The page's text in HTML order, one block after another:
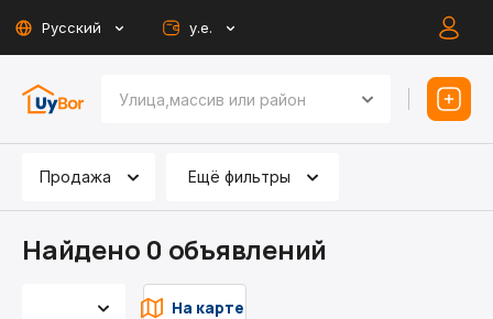
Русский у.е.
Продажа Ещё фильтры
Найдено 0 объявлений
На карте